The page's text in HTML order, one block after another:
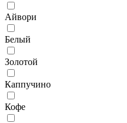
Айвори
Белый
Золотой
Каппучино
Кофе